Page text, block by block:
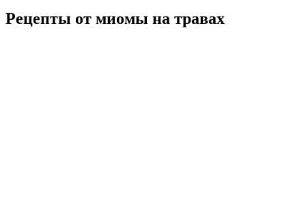
Рецепты от миомы на травах